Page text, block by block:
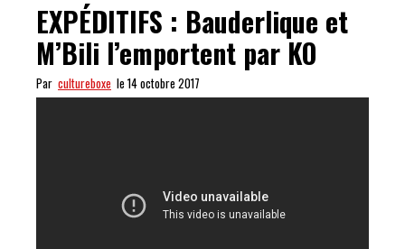
EXPÉDITIFS : Bauderlique et
M’Bili l’emportent par KO
Par cultureboxe le 14 octobre 2017